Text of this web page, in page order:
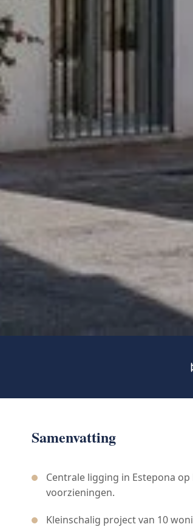
Samenvatting
Centrale ligging in Estepona
voorzieningen.
Kleinschalig project van 10